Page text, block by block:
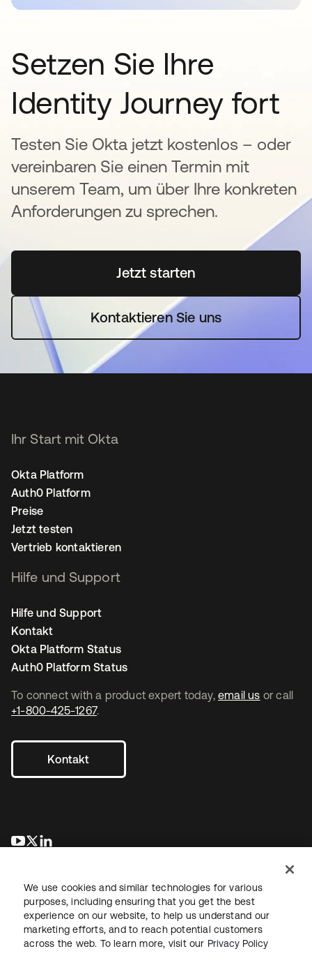
Setzen Sie Ihre
Identity Journey fort
Testen Sie Okta jetzt kostenlos – oder
vereinbaren Sie einen Termin mit
unserem Team, um über Ihre konkreten
Anforderungen zu sprechen.
Jetzt startenwird in einer neuen
Kontaktieren Sie uns
To connect with a product expert today, email us or call
+1-800-425-1267.
Kontakt
wird in einer neuen Registerkarte geöffnet
wird in einer neuen Registerkarte geöffnet
Ihr Start mit Okta
Okta Platform
Auth0 Platform
Preise
Jetzt testen
Vertrieb kontaktieren
Hilfe und Support
Hilfe und Support
Kontakt
Okta Platform Status
Auth0 Platform Status
RechtDatenschutzrichtlinieNutzungsbedingungenSicherheit
We use cookies and similar technologies for various
purposes, including ensuring that you get the best
experience on our website, to help us understand our
marketing efforts, and to reach potential customers
across the web. To learn more, visit our Privacy Policy